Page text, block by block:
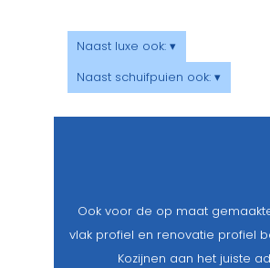
Naast luxe ook: ▾
Naast schuifpuien ook: ▾
Ook voor de op maat
vlak profiel en renovatie profiel
Kozijnen aan het juiste